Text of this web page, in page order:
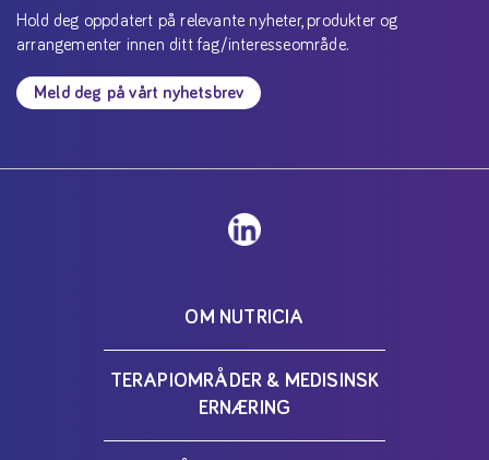
Hold deg oppdatert på relevante nyheter, produkter og
arrangementer innen ditt fag/interesseområde.
Meld deg på vårt nyhetsbrev
OM NUTRICIA
TERAPIOMRÅDER & MEDISINSK
ERNÆRING